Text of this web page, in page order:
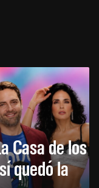
Casa de los
quedó la